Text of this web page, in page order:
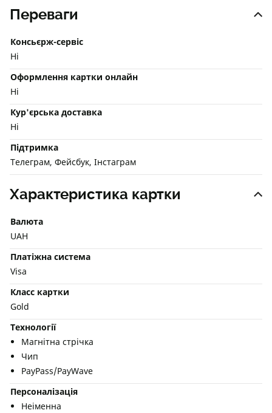
Переваги
Консьєрж-сервіс
Ні
Оформлення картки онлайн
Ні
Кур'єрська доставка
Ні
Підтримка
Телеграм, Фейсбук, Інстаграм
Характеристика картки
Валюта
UAH
Платіжна система
Visa
Класс картки
Gold
Технології
Магнітна стрічка
Чип
PayPass/PayWave
Персоналізація
Неіменна